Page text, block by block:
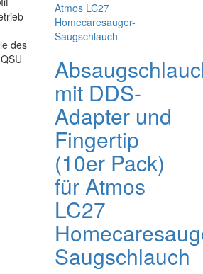
des
mit DDS-
Adapter und
Fingertip
(10er Pack)
für Atmos
LC27
Saugschlauch